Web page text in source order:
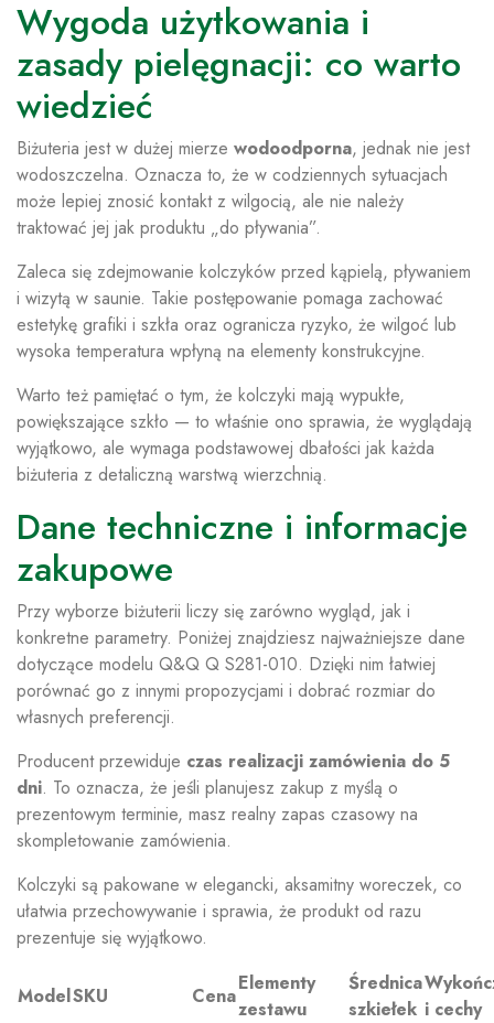
Wygoda użytkowania i
zasady pielęgnacji: co warto
wiedzieć
Biżuteria jest w dużej mierze wodoodporna, jednak nie jest
wodoszczelna. Oznacza to, że w codziennych sytuacjach
może lepiej znosić kontakt z wilgocią, ale nie należy
traktować jej jak produktu „do pływania”.
Zaleca się zdejmowanie kolczyków przed kąpielą, pływaniem
i wizytą w saunie. Takie postępowanie pomaga zachować
estetykę grafiki i szkła oraz ogranicza ryzyko, że wilgoć lub
wysoka temperatura wpłyną na elementy konstrukcyjne.
Warto też pamiętać o tym, że kolczyki mają wypukłe,
powiększające szkło — to właśnie ono sprawia, że wyglądają
wyjątkowo, ale wymaga podstawowej dbałości jak każda
biżuteria z detaliczną warstwą wierzchnią.
Dane techniczne i informacje
zakupowe
Przy wyborze biżuterii liczy się zarówno wygląd, jak i
konkretne parametry. Poniżej znajdziesz najważniejsze dane
dotyczące modelu Q&Q Q S281-010. Dzięki nim łatwiej
porównać go z innymi propozycjami i dobrać rozmiar do
własnych preferencji.
Producent przewiduje czas realizacji zamówienia do 5
dni. To oznacza, że jeśli planujesz zakup z myślą o
prezentowym terminie, masz realny zapas czasowy na
skompletowanie zamówienia.
Kolczyki są pakowane w elegancki, aksamitny woreczek, co
ułatwia przechowywanie i sprawia, że produkt od razu
prezentuje się wyjątkowo.
ModelSKU Cena
Elementy
zestawu
Średnica
szkiełek i cechy